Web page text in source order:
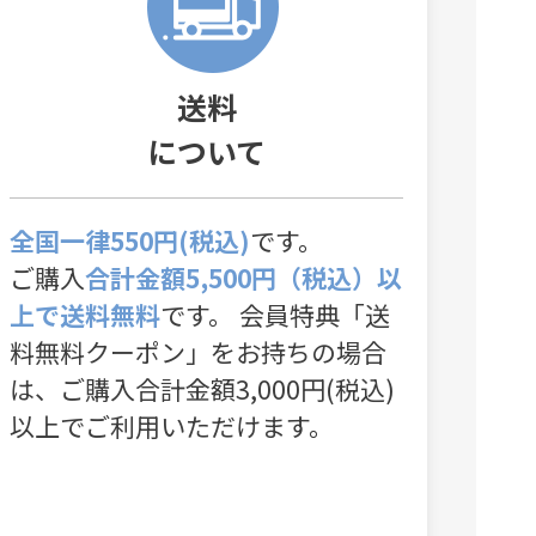
送料
について
全国一律550円(税込)です。
ご購入合計金額5,500円（税込）以
上で送料無料です。 会員特典「送
料無料クーポン」をお持ちの場合
は、ご購入合計金額3,000円(税込)
以上でご利用いただけます。